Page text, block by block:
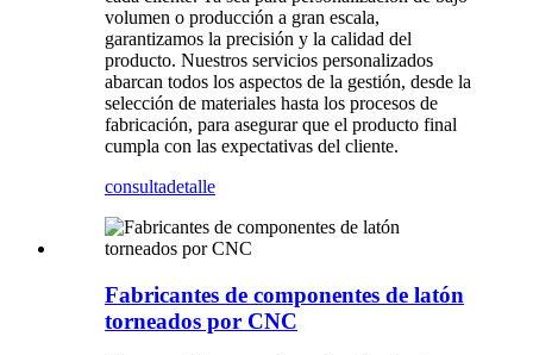
volumen o producción a gran escala,
garantizamos la precisión y la calidad del
producto. Nuestros servicios personalizados
abarcan todos los aspectos de la gestión, desde la
selección de materiales hasta los procesos de
fabricación, para asegurar que el producto final
cumpla con las expectativas del cliente.
consultadetalle
Fabricantes de componentes de latón
torneados por CNC